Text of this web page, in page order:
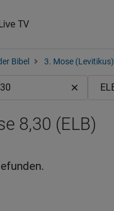
TV
Bibel 3. Mose (Levitikus)
8,30 (ELB)